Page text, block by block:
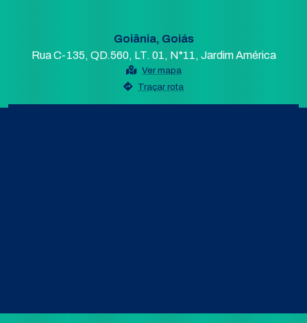
Goiânia, Goiás
Rua C-135, QD.560, LT. 01, N°11, Jardim América
Ver mapa
Traçar rota